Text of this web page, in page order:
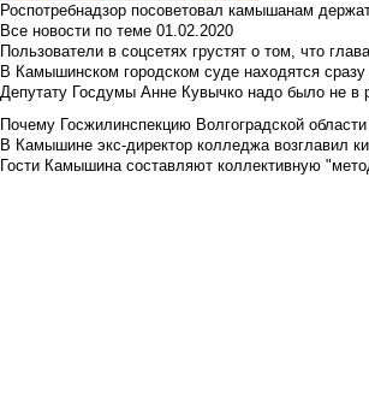
Роспотребнадзор посоветовал камышанам
Все новости по теме 01.02.2020
Пользователи в соцсетях грустят о том, что
В Камышинском городском суде находятся
Депутату Госдумы Анне Кувычко надо было не в
Почему Госжилинспекцию Волгоградской
В Камышине экс-директор колледжа возглавил
Гости Камышина составляют коллективную